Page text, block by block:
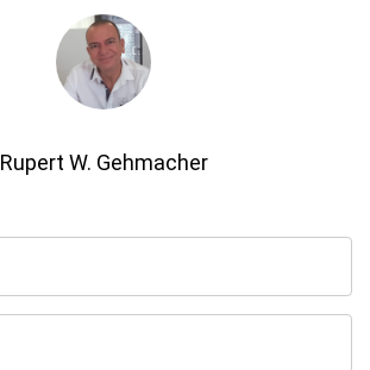
Rupert W. Gehmacher